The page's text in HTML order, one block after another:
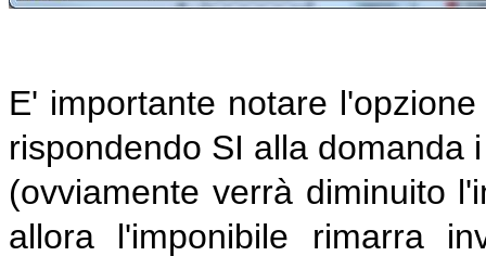
E' importante notare l'opzione
rispondendo SI alla domanda
(ovviamente verrà diminuito
allora l'imponibile rimarra